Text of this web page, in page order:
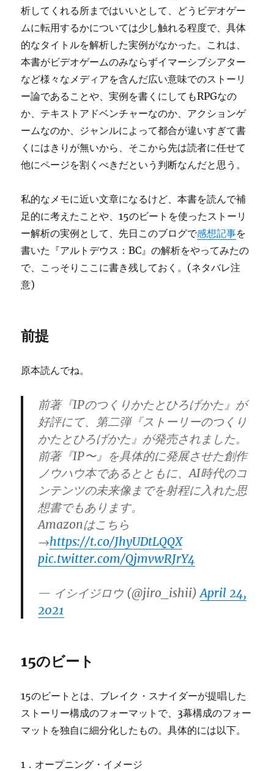
析してくれる所まではいいとして、どうビデオゲー
ムに転用するかについては少し触れる程度で、具体
的なタイトルを解析した実例がなかった。これは、
本書がビデオゲームのみならずイマーシブシアター
など様々なメディアを含んだ広い意味でのストーリ
ー論であることや、実例を書くにしてもRPGなの
か、テキストアドベンチャーなのか、アクションゲ
ームなのか、ジャンルによって都合が違いすぎて書
くにはきりが無いから、そこから先は読者に任せて
他にページを割くべきだという判断なんだと思う。
私的なメモに近い文章になるけど、本書を読んで補
足的に考えたことや、15のビートを使ったストーリ
ー解析の実例として、先日このブログで感想記事を
書いた『アルトデウス：BC』の解析をやってみたの
で、こっそりここに書き残しておく。(ネタバレ注
意)
前提
原本読んでね。
前著『IPのつくりかたとひろげかた』が
好評にて、第二弾『ストーリーのつくり
かたとひろげかた』が発売されました。
前著『IP〜』を具体的に発展させた創作
ノウハウ本であるとともに、AI時代のコ
ンテンツの未来像までを射程に入れた思
想書でもあります。
Amazonはこちら
→https://t.co/JhyUDtLQQX
pic.twitter.com/QjmvwRJrY4
— イシイジロウ (@jiro_ishii)April 24,
2021
15のビート
15のビートとは、ブレイク・スナイダーが提唱した
ストーリー構成のフォーマットで、3幕構成のフォー
マットを独自に細分化したもの。具体的には以下。
1．オープニング・イメージ